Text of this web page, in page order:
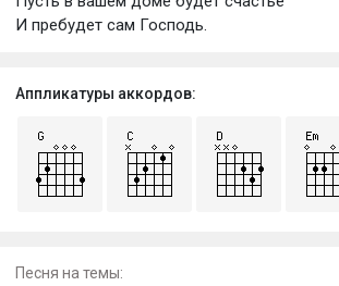
И пребудет сам Господь.
Аппликатуры аккордов:
Песня на темы: